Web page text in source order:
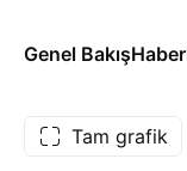
Genel Bakış
Tam grafik